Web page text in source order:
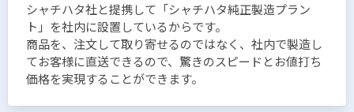
シャチハタ社と提携して「シャチハタ純正製造プラン
ト」を社内に設置しているからです。
商品を、注文して取り寄せるのではなく、社内で製造し
てお客様に直送できるので、驚きのスピードとお値打ち
価格を実現することができます。